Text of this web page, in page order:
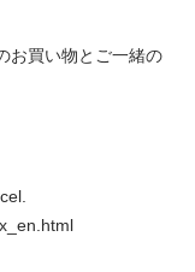
お買い物とご一緒の